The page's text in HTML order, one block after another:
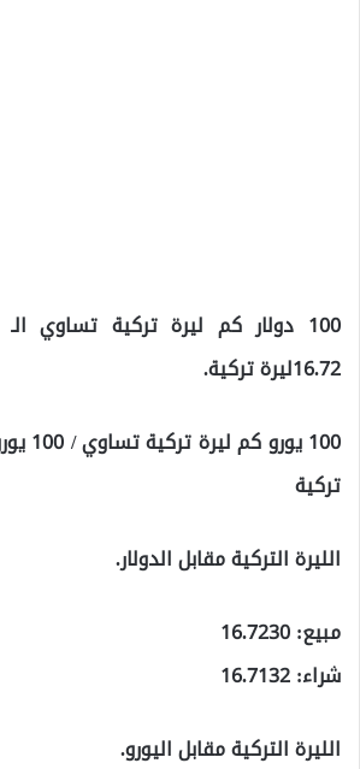
16.72ليرة تركية.
تركية
الليرة التركية مقابل الدولار.
مبيع: 16.7230
شراء: 16.7132
الليرة التركية مقابل اليورو.